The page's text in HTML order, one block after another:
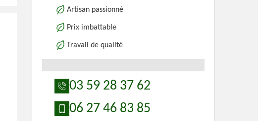
Artisan passionné
Prix imbattable
Travail de qualité
03 59 28 37 62
06 27 46 83 85